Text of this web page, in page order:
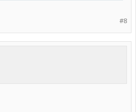
ungeduldig und erwarte zu viel?
mir Allohol natürlich lieber wäre
#8